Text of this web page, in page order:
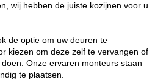
wij hebben de juiste kozijnen voor u
de optie om uw deuren te
kiezen om deze zelf te vervangen of
Onze ervaren monteurs staan
te plaatsen.